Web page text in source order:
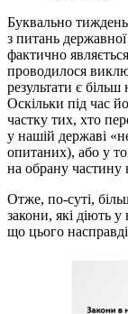
Буквально
з питань
фактично
проводилося
результати є
Оскільки під час
частку тих, хто
у нашій державі
опитаних), або у
на обрану частину
Отже, по-суті,
закони, які діють
що цього